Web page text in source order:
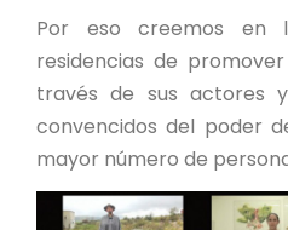
Por eso creemos en
residencias de
través de sus actores
convencidos del poder
mayor número de